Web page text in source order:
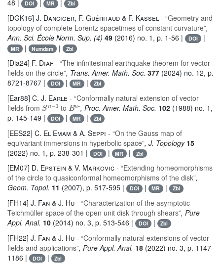
48 | DOI | MR | Zbl
[DGK16] J. Danciger, F. Guéritaud & F. Kassel - “Geometry and
topology of complete Lorentz spacetimes of constant curvature”,
Ann. Sci. École Norm. Sup. (4) 49 (2016) no. 1, p. 1-56 | DOI |
MR | Numdam | Zbl
[Dia24] F. Diaf - “The infinitesimal earthquake theorem for vector
fields on the circle”, Trans. Amer. Math. Soc. 377 (2024) no. 12, p.
8721-8767 |
DOI | MR | Zbl
[Ear88] C. J. Earle - “Conformally natural extension of vector
fields from Sn-
1 to Bn”, Proc. Amer. Math. Soc. 102 (1988) no. 1,
p. 145-149 |
DOI | MR | Zbl
[EES22] C. El Emam & A. Seppi - “On the Gauss map of
equivariant immersions in hyperbolic space”, J. Topology15
(2022) no. 1, p. 238-301 |
DOI | MR | Zbl
[EM07] D. Epstein & V. Markovic - “Extending homeomorphisms
of the circle to quasiconformal homeomorphisms of the disk”,
Geom. Topol. 11 (2007), p. 517-595 | DOI | MR | Zbl
[FH14] J. Fan & J. Hu - “Characterization of the asymptotic
Teichmüller space of the open unit disk through shears”, Pure
Appl. Anal. 10 (2014) no. 3, p. 513-546 | DOI | Zbl
[FH22] J. Fan & J. Hu - “Conformally natural extensions of vector
fields and applications”, Pure Appl. Anal. 18 (2022) no. 3, p. 1147-
1186 |
DOI | Zbl